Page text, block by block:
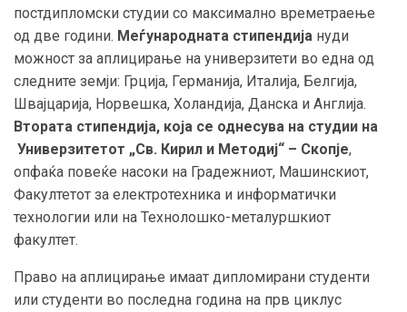
постдипломски студии со максимално времетраење
од две години. Меѓународната стипендија нуди
можност за аплицирање на универзитети во една од
следните земји: Грција, Германија, Италија, Белгија,
Швајцарија, Норвешка, Холандија, Данска и Англија.
Втората стипендија, која се однесува на студии на
Универзитетот „Св. Кирил и Методиј“ – Скопје,
опфаќа повеќе насоки на Градежниот, Машинскиот,
Факултетот за електротехника и информатички
технологии или на Технолошко-металуршкиот
факултет.
Право на аплицирање имаат дипломирани студенти
или студенти во последна година на прв циклус